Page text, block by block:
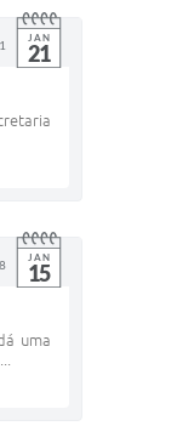
JAN
21
JAN
15
uma